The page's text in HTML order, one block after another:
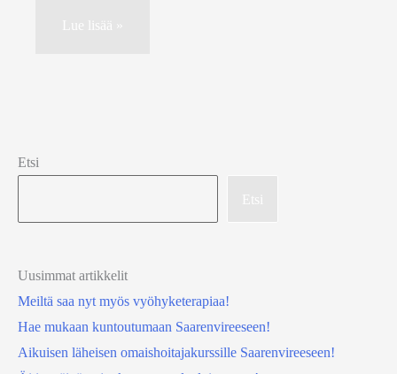
Lokomat
Lue lisää »
Etsi
Etsi
Uusimmat artikkelit
Meiltä saa nyt myös vyöhyketerapiaa!
Hae mukaan kuntoutumaan Saarenvireeseen!
Aikuisen läheisen omaishoitajakurssille Saarenvireeseen!